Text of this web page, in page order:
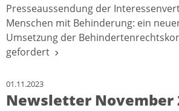
Presseaussendung der
Menschen mit Behinderung: ein
Umsetzung der
gefordert
01.11.2023
Newsletter November